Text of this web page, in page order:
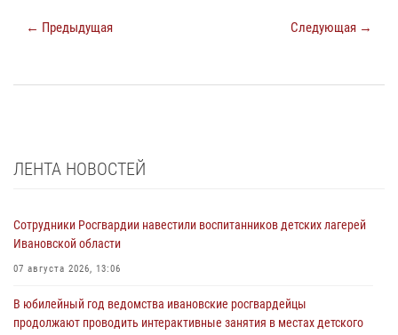
← Предыдущая Следующая →
ЛЕНТА НОВОСТЕЙ
Сотрудники Росгвардии навестили воспитанников детских лагерей
Ивановской области
07 августа 2026, 13:06
В юбилейный год ведомства ивановские росгвардейцы
продолжают проводить интерактивные занятия в местах детского